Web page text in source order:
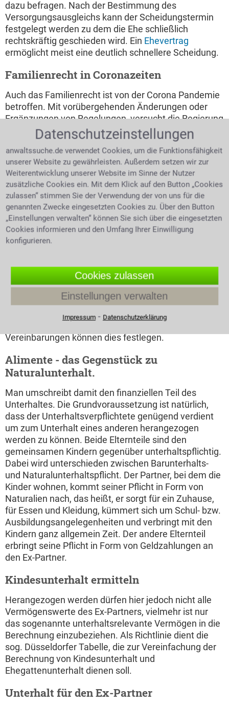
dazu befragen. Nach der Bestimmung des
Versorgungsausgleichs kann der Scheidungstermin
festgelegt werden zu dem die Ehe schließlich
rechtskräftig geschieden wird. Ein Ehevertrag
ermöglicht meist eine deutlich schnellere Scheidung.
Familienrecht in Coronazeiten
Auch das Familienrecht ist von der Corona Pandemie
betroffen. Mit vorübergehenden Änderungen oder
Ergänzungen von Regelungen, versucht die Regierung
die Covid-19 Folgen für die Bevölkerung möglichst
gering zu halten. Berührt werden vor allem das
Umgangsrecht als auch dasUnterhaltsrecht. Auch
das Thema Impfen birgt Konfliktpotential. Um bei den
sich pandemiebedingt schnell ändernden
Gesetzeslagen rechtssicher und aktuell beraten zu
werden, wendet man sich bestmöglich an einen
Anwalt für Familienrecht.
Unterhalt im Ehe- und Familienrecht
Menschen für die Lebensbedürfnisse einer anderen
Person einzustehen. Unterhalt stellt die soziale
Absicherung einer Person dar und gründet auf dem
Solidaritätsprinzip. Deutschland und seine
Unterhaltspflicht. Nicht nur von Gesetzes wegen kann
Vereinbarungen können dies festlegen.
Alimente - das Gegenstück zu
Naturalunterhalt.
Man umschreibt damit den finanziellen Teil des
Unterhaltes. Die Grundvoraussetzung ist natürlich,
dass der Unterhaltsverpflichtete genügend verdient
um zum Unterhalt eines anderen herangezogen
werden zu können. Beide Elternteile sind den
gemeinsamen Kindern gegenüber unterhaltspflichtig.
Dabei wird unterschieden zwischen Barunterhalts-
und Naturalunterhaltspflicht. Der Partner, bei dem die
Kinder wohnen, kommt seiner Pflicht in Form von
Naturalien nach, das heißt, er sorgt für ein Zuhause,
für Essen und Kleidung, kümmert sich um Schul- bzw.
Ausbildungsangelegenheiten und verbringt mit den
Kindern ganz allgemein Zeit. Der andere Elternteil
erbringt seine Pflicht in Form von Geldzahlungen an
den Ex-Partner.
Kindesunterhalt ermitteln
Herangezogen werden dürfen hier jedoch nicht alle
Vermögenswerte des Ex-Partners, vielmehr ist nur
das sogenannte unterhaltsrelevante Vermögen in die
Berechnung einzubeziehen. Als Richtlinie dient die
sog. Düsseldorfer Tabelle, die zur Vereinfachung der
Berechnung von Kindesunterhalt und
Ehegattenunterhalt dienen soll.
Unterhalt für den Ex-Partner
Datenschutzeinstellungen
anwaltssuche.de verwendet Cookies, um die Funktionsfähigkeit
unserer Website zu gewährleisten. Außerdem setzen wir zur
Weiterentwicklung unserer Website im Sinne der Nutzer
zusätzliche Cookies ein. Mit dem Klick auf den Button „Cookies
zulassen“ stimmen Sie der Verwendung der von uns für die
genannten Zwecke eingesetzten Cookies zu. Über den Button
„Einstellungen verwalten“ können Sie sich über die eingesetzten
Cookies informieren und den Umfang Ihrer Einwilligung
konfigurieren.
Cookies zulassen
Einstellungen verwalten
Impressum⁃ Datenschutzerklärung